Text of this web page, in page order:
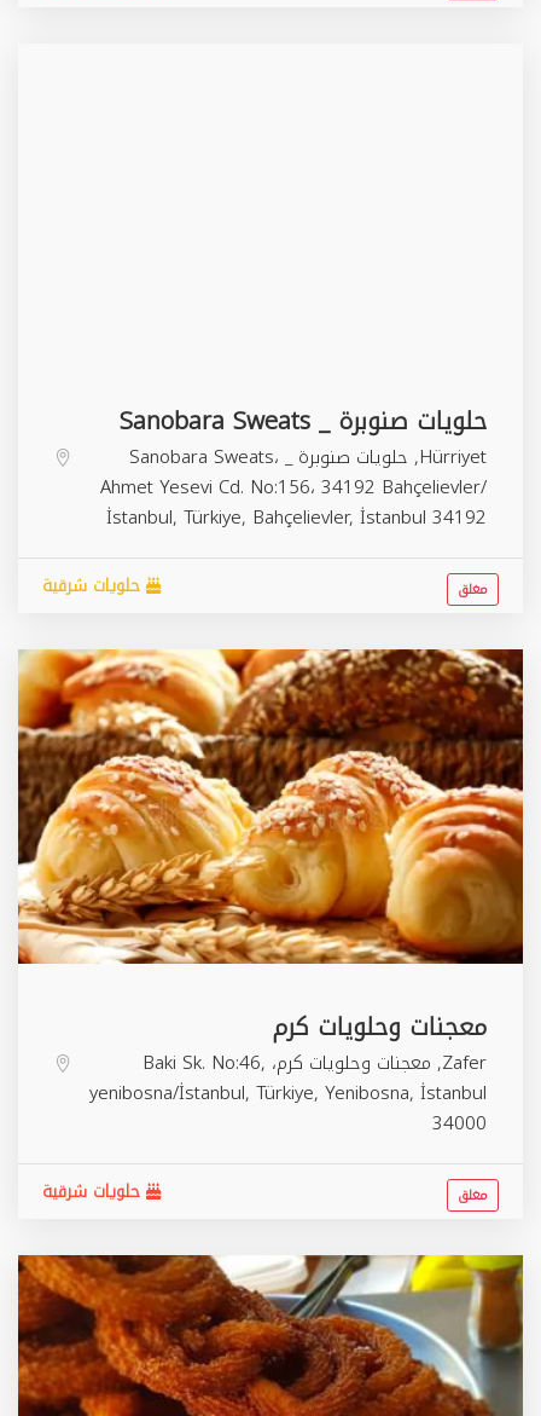
حلويات صنوبرة _ Sanobara Sweats
Hürriyet, حلويات صنوبرة _ Sanobara Sweats،
Ahmet Yesevi Cd. No:156، 34192 Bahçelievler/
İstanbul, Türkiye, Bahçelievler, İstanbul 34192
حلويات شرقية مغلق
معجنات وحلويات كرم
Zafer, معجنات وحلويات كرم، Baki Sk. No:46,
yenibosna/İstanbul, Türkiye, Yenibosna, İstanbul
34000
حلويات شرقية مغلق